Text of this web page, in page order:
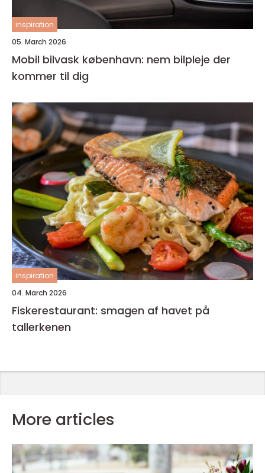
inspiration
05. March 2026
Mobil bilvask københavn: nem bilpleje der
kommer til dig
inspiration
04. March 2026
Fiskerestaurant: smagen af havet på
tallerkenen
More articles